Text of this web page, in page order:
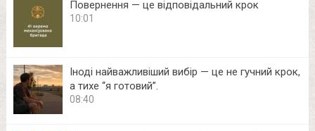
Повернення — це відповідальний крок
10:01
Іноді найважливіший вибір — це не гучний крок,
а тихе “я готовий”.
08:40